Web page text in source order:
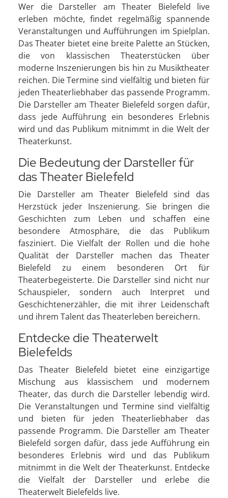
Wer die Darsteller am Theater Bielefeld live
erleben möchte, findet regelmäßig spannende
Veranstaltungen und Aufführungen im Spielplan.
Das Theater bietet eine breite Palette an Stücken,
die von klassischen Theaterstücken über
moderne Inszenierungen bis hin zu Musiktheater
reichen. Die Termine sind vielfältig und bieten für
jeden Theaterliebhaber das passende Programm.
Die Darsteller am Theater Bielefeld sorgen dafür,
dass jede Aufführung ein besonderes Erlebnis
wird und das Publikum mitnimmt in die Welt der
Theaterkunst.
Die Bedeutung der Darsteller für
das Theater Bielefeld
Die Darsteller am Theater Bielefeld sind das
Herzstück jeder Inszenierung. Sie bringen die
Geschichten zum Leben und schaffen eine
besondere Atmosphäre, die das Publikum
fasziniert. Die Vielfalt der Rollen und die hohe
Qualität der Darsteller machen das Theater
Bielefeld zu einem besonderen Ort für
Theaterbegeisterte. Die Darsteller sind nicht nur
Schauspieler, sondern auch Interpret und
Geschichtenerzähler, die mit ihrer Leidenschaft
und ihrem Talent das Theaterleben bereichern.
Entdecke die Theaterwelt
Bielefelds
Das Theater Bielefeld bietet eine einzigartige
Mischung aus klassischem und modernem
Theater, das durch die Darsteller lebendig wird.
Die Veranstaltungen und Termine sind vielfältig
und bieten für jeden Theaterliebhaber das
passende Programm. Die Darsteller am Theater
Bielefeld sorgen dafür, dass jede Aufführung ein
besonderes Erlebnis wird und das Publikum
mitnimmt in die Welt der Theaterkunst. Entdecke
die Vielfalt der Darsteller und erlebe die
Theaterwelt Bielefelds live.